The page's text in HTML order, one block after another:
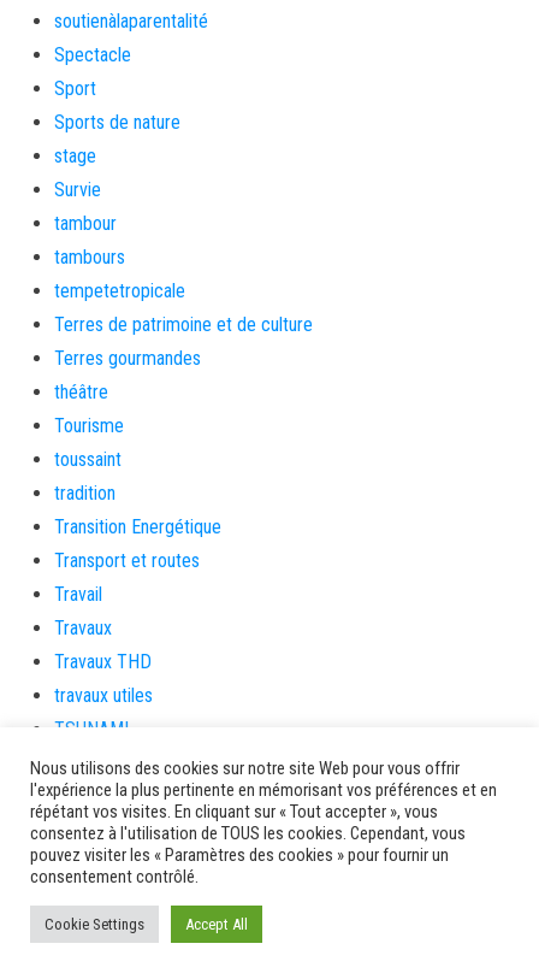
soutienàlaparentalité
Spectacle
Sport
Sports de nature
stage
Survie
tambour
tambours
tempetetropicale
Terres de patrimoine et de culture
Terres gourmandes
théâtre
Tourisme
toussaint
tradition
Transition Energétique
Transport et routes
Travail
Travaux
Travaux THD
travaux utiles
TSUNAMI
TZCLD
uncategorized
Venir en Martinique
Video
Vie Municipale
Nous utilisons des cookies sur notre site Web pour vous offrir
l'expérience la plus pertinente en mémorisant vos préférences et en
répétant vos visites. En cliquant sur « Tout accepter », vous
consentez à l'utilisation de TOUS les cookies. Cependant, vous
pouvez visiter les « Paramètres des cookies » pour fournir un
consentement contrôlé.
Cookie Settings Accept All